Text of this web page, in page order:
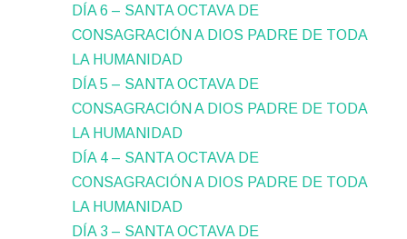
DÍA 6 – SANTA OCTAVA DE
CONSAGRACIÓN A DIOS PADRE DE TODA
LA HUMANIDAD
DÍA 5 – SANTA OCTAVA DE
CONSAGRACIÓN A DIOS PADRE DE TODA
LA HUMANIDAD
DÍA 4 – SANTA OCTAVA DE
CONSAGRACIÓN A DIOS PADRE DE TODA
LA HUMANIDAD
DÍA 3 – SANTA OCTAVA DE